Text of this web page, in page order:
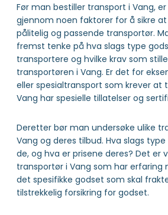
Før man bestiller transport i Vang,
gjennom noen faktorer for å sikre
pålitelig og passende transportør.
fremst tenke på hva slags type
transportere og hvilke krav som
transportøren i Vang. Er det for
eller spesialtransport som krever at
Vang har spesielle tillatelser og
Deretter bør man undersøke ulike
Vang og deres tilbud. Hva slags
de, og hva er prisene deres? Det er
transportør i Vang som har erfaring
det spesifikke godset som skal
tilstrekkelig forsikring for godset.